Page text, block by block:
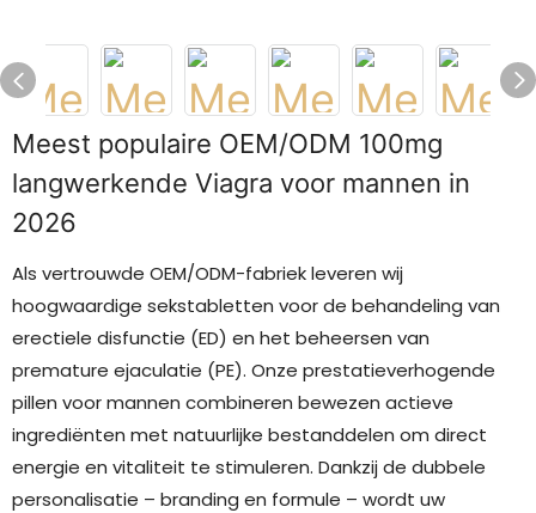
Meest populaire OEM/ODM 100mg
langwerkende Viagra voor mannen in
2026
Als vertrouwde OEM/ODM-fabriek leveren wij
hoogwaardige sekstabletten voor de behandeling van
erectiele disfunctie (ED) en het beheersen van
premature ejaculatie (PE). Onze prestatieverhogende
pillen voor mannen combineren bewezen actieve
ingrediënten met natuurlijke bestanddelen om direct
energie en vitaliteit te stimuleren. Dankzij de dubbele
personalisatie – branding en formule – wordt uw